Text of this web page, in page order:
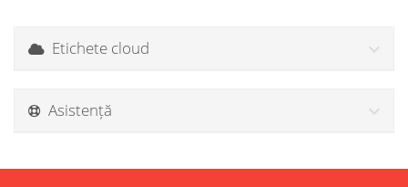
Etichete cloud
Asistență